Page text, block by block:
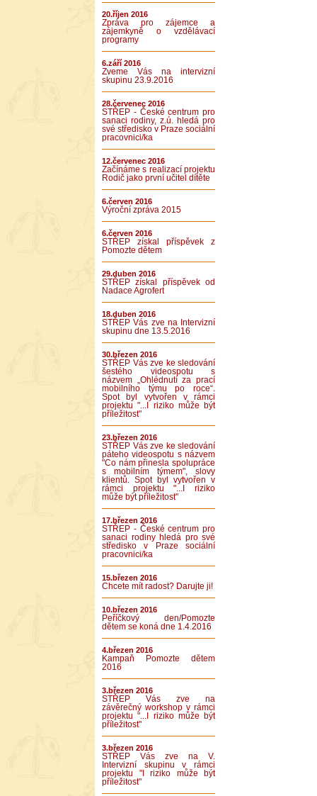
20.říjen 2016
Zpráva pro zájemce a
zájemkyně o vzdělávací
programy
6.září 2016
Zveme Vás na intervizní
skupinu 23.9.2016
28.červenec 2016
STŘEP - České centrum pro
sanaci rodiny, z.ú. hledá pro
své středisko v Praze sociální
pracovnici/ka
12.červenec 2016
Začínáme s realizací projektu
Rodič jako první učitel dítěte
6.červen 2016
Výroční zpráva 2015
6.červen 2016
STŘEP získal příspěvek z
Pomozte dětem
29.duben 2016
STŘEP získal příspěvek od
Nadace Agrofert
18.duben 2016
STŘEP Vás zve na Intervizní
skupinu dne 13.5.2016
30.březen 2016
STŘEP Vás zve ke sledování
šestého videospotu s
názvem „Ohlédnutí za prací
mobilního týmu po roce“.
Spot byl vytvořen v rámci
projektu "...I riziko může být
příležitost"
23.březen 2016
STŘEP Vás zve ke sledování
páteho videospotu s názvem
"Co nám přinesla spolupráce
s mobilním týmem", slovy
klientů. Spot byl vytvořen v
rámci projektu "...I riziko
může být příležitost"
17.březen 2016
STŘEP - České centrum pro
sanaci rodiny hledá pro své
středisko v Praze sociální
pracovnici/ka
15.březen 2016
Chcete mít radost? Darujte ji!
10.březen 2016
Peříčkový den/Pomozte
dětem se koná dne 1.4.2016
4.březen 2016
Kampaň Pomozte dětem
2016
3.březen 2016
STŘEP Vás zve na
závěrečný workshop v rámci
projektu "...I riziko může být
příležitost"
3.březen 2016
STŘEP Vás zve na V.
Intervizní skupinu v rámci
projektu "I riziko může být
příležitost"